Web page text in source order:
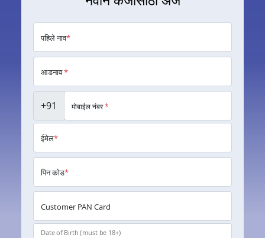
पहिले नाव*
आडनाव*
+91 मोबाईल नंबर*
ईमेल*
पिन कोड*
Customer PAN Card
Date of Birth (must be 18+)